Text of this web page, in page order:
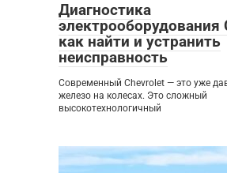
Диагностика
электрооборудования
как найти и устранить
неисправность
Современный Chevrolet — это уже
железо на колесах. Это сложный
высокотехнологичный